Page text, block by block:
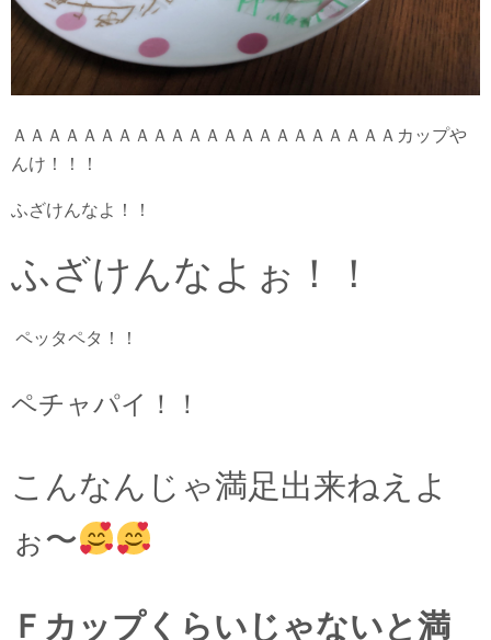
ＡＡＡＡＡＡＡＡＡＡＡＡＡＡＡＡＡＡＡＡＡＡカップや
んけ！！！
ふざけんなよ！！
ふざけんなよぉ！！
ペッタペタ！！
ペチャパイ！！
こんなんじゃ満足出来ねえよ
ぉ〜
Ｆカップくらいじゃないと満